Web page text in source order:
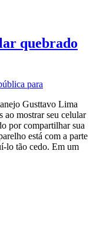
quebrado
Gusttavo Lima
ao mostrar seu celular
por compartilhar sua
está com a parte
lo tão cedo. Em um